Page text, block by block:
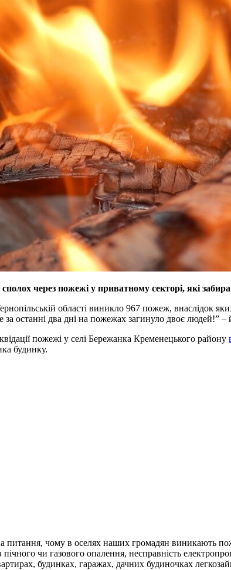
через пожежі у приватному секторі, які
області виникло 967 пожеж, внаслідок
останні два дні на пожежах загинуло двоє людей!” –
пожежі у селі Бережанка Кременецького району
будинку.
питання, чому в оселях наших громадян виникають
пічного чи газового опалення, несправність
будинках, гаражах, дачних будиночках